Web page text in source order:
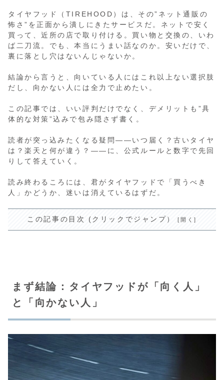
タイヤフッド（TIREHOOD）は、その”ネット通販の
怖さ”を正面から潰しにきたサービスだ。ネットで安く
買って、近所の店で取り付ける。買い物と交換の、いわ
ば二刀流。でも、本当にうまい話なのか。安いだけで、
裏に落とし穴はないんじゃないか。
結論から言うと、向いている人にはこれ以上ない選択肢
だし、向かない人には全力で止めたい。
この記事では、いい評判だけでなく、デメリットも”具
体的な対策”込みで包み隠さず書く。
読者が突っ込みたくなる疑問——いつ届く？古いタイヤ
は？楽天と何が違う？——に、公式ルールと数字で先回
りして答えていく。
読み終わるころには、君がタイヤフッドで「買うべき
人」かどうか、迷いは消えているはずだ。
この記事の目次 (クリックでジャンプ）
まず結論：タイヤフッドが「向く人」
と「向かない人」